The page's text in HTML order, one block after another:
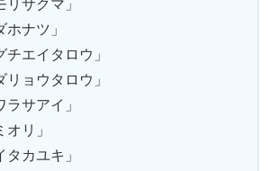
リサクマ」
ホナツ」
チエイタロウ」
リョウタロウ」
ラサアイ」
オリ」
タカユキ」